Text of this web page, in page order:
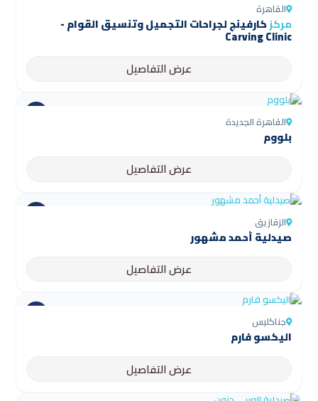
القاهرة
مركزكارفينج لجراحات التجميل وتنسيق القوام -
Carving Clinic
عرض التفاصيل
القاهرة الجديدة
بلووم
عرض التفاصيل
الزقازيق
صيدلية أحمد مشهور
عرض التفاصيل
جناكليس
اليكسو فارم
عرض التفاصيل